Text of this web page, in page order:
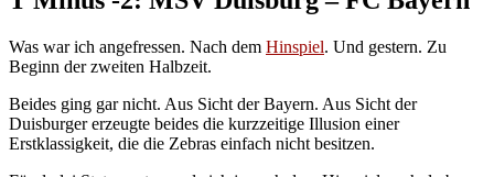
Was war ich angefressen. Nach dem Hinspiel. Und gestern. Zu
Beginn der zweiten Halbzeit.
Beides ging gar nicht. Aus Sicht der Bayern. Aus Sicht der
Duisburger erzeugte beides die kurzzeitige Illusion einer
Erstklassigkeit, die die Zebras einfach nicht besitzen.